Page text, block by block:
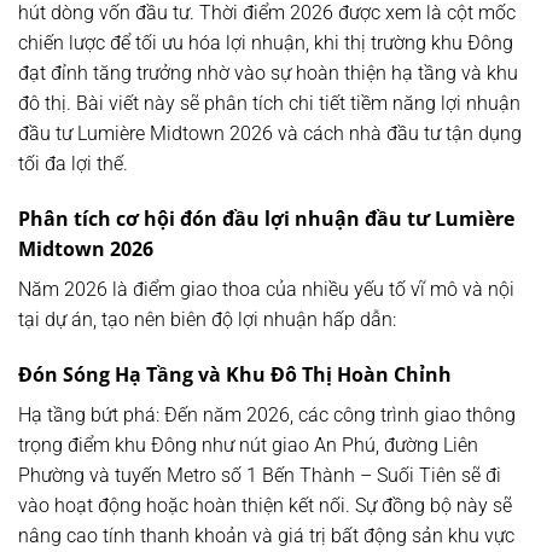
hút dòng vốn đầu tư. Thời điểm 2026 được xem là cột mốc
chiến lược để tối ưu hóa lợi nhuận, khi thị trường khu Đông
đạt đỉnh tăng trưởng nhờ vào sự hoàn thiện hạ tầng và khu
đô thị. Bài viết này sẽ phân tích chi tiết tiềm năng lợi nhuận
đầu tư Lumière Midtown 2026 và cách nhà đầu tư tận dụng
tối đa lợi thế.
Phân tích cơ hội đón đầu lợi nhuận đầu tư Lumière
Midtown 2026
Năm 2026 là điểm giao thoa của nhiều yếu tố vĩ mô và nội
tại dự án, tạo nên biên độ lợi nhuận hấp dẫn:
Đón Sóng Hạ Tầng và Khu Đô Thị Hoàn Chỉnh
Hạ tầng bứt phá: Đến năm 2026, các công trình giao thông
trọng điểm khu Đông như nút giao An Phú, đường Liên
Phường và tuyến Metro số 1 Bến Thành – Suối Tiên sẽ đi
vào hoạt động hoặc hoàn thiện kết nối. Sự đồng bộ này sẽ
nâng cao tính thanh khoản và giá trị bất động sản khu vực